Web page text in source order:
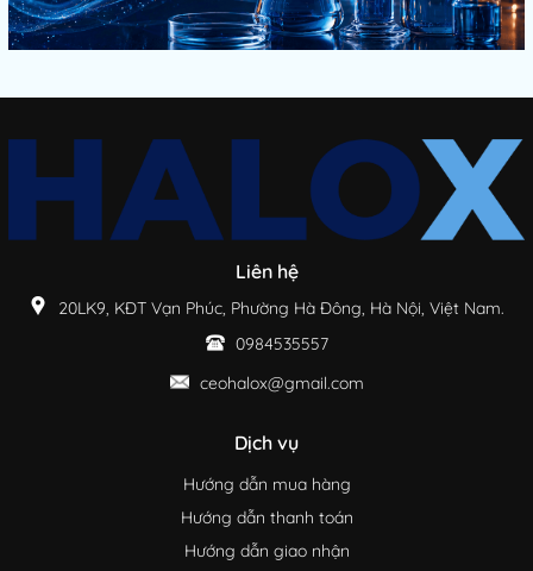
Liên hệ
20LK9, KĐT Vạn Phúc, Phường Hà Đông, Hà Nội, Việt Nam.
0984535557
ceohalox@gmail.com
Dịch vụ
Hướng dẫn mua hàng
Hướng dẫn thanh toán
Hướng dẫn giao nhận